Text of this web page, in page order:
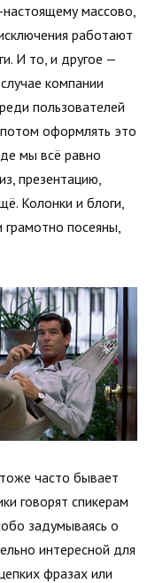
массово,
работают
И то, и другое —
компании
пользователей
потом оформлять это
мы всё равно
презентацию,
Колонки и блоги,
посеяны,
часто бывает
говорят спикерам
задумываясь о
интересной для
фразах или